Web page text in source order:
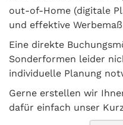
out-of-Home (digitale
und effektive
Eine direkte
Sonderformen leider
individuelle Planung
Gerne erstellen wir
dafür einfach unser